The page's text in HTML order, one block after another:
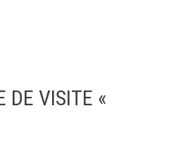
DE VISITE «